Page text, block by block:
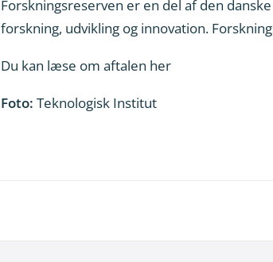
Forskningsreserven er en del af den
forskning, udvikling og innovation.
Du kan læse om aftalen her
Foto: Teknologisk Institut